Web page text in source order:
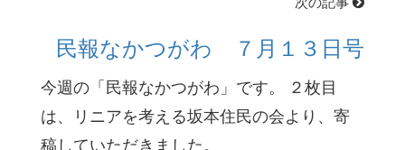
民報なかつがわ ７月１３日号
今週の「民報なかつがわ」です。 ２枚目
は、リニアを考える坂本住民の会より、寄
稿していただきました。